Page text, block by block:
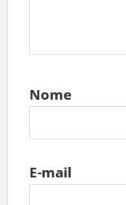
Nome
E-mail